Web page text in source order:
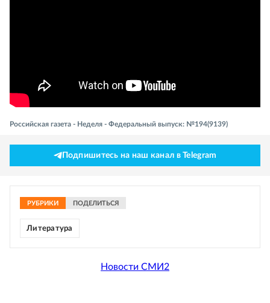
Российская газета - Неделя - Федеральный выпуск: №194(9139)
Подпишитесь на наш канал в Telegram
РУБРИКИ ПОДЕЛИТЬСЯ
Литература
Новости СМИ2